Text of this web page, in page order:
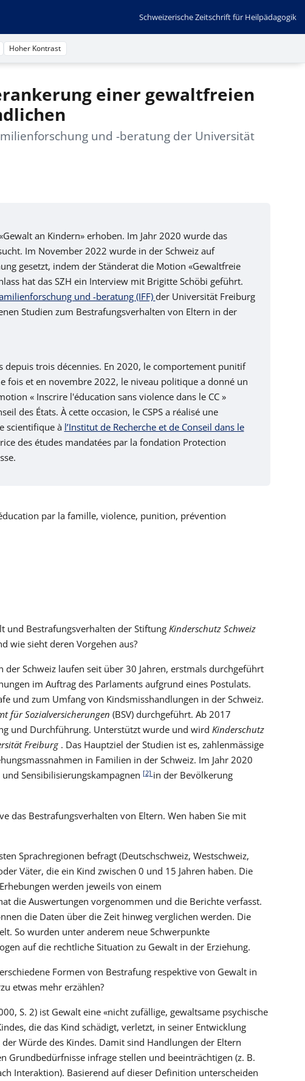
Schweizerische Zeitschrift für Heilpädagogik
Hoher Kontrast
einer gewaltfreien
und -beratung der Universität
an Kindern» erhoben. Im Jahr 2020 wurde das
Im November 2022 wurde in der Schweiz auf
gesetzt, indem der Ständerat die Motion «Gewaltfreie
hat das SZH ein Interview mit Brigitte Schöbi geführt.
und -beratung (IFF) der Universität Freiburg
Studien zum Bestrafungsverhalten von Eltern in der
depuis trois décennies. En 2020, le comportement punitif
fois et en novembre 2022, le niveau politique a donné un
« Inscrire l'éducation sans violence dans le CC »
des États. À cette occasion, le CSPS a réalisé une
scientifique à l’Institut de Recherche et de Conseil dans le
des études mandatées par la fondation Protection
par la famille, violence, punition, prévention
und Bestrafungsverhalten der Stiftung Kinderschutz Schweiz
wie sieht deren Vorgehen aus?
Schweiz laufen seit über 30 Jahren, erstmals durchgeführt
im Auftrag des Parlaments aufgrund eines Postulats.
und zum Umfang von Kindsmisshandlungen in der Schweiz.
für Sozialversicherungen (BSV) durchgeführt. Ab 2017
und Durchführung. Unterstützt wurde und wird Kinderschutz
Freiburg. Das Hauptziel der Studien ist es, zahlenmässige
in Familien in der Schweiz. Im Jahr 2020
Sensibilisierungskampagnen [2] in der Bevölkerung
das Bestrafungsverhalten von Eltern. Wen haben Sie mit
Sprachregionen befragt (Deutschschweiz, Westschweiz,
Väter, die ein Kind zwischen 0 und 15 Jahren haben. Die
werden jeweils von einem
die Auswertungen vorgenommen und die Berichte verfasst.
die Daten über die Zeit hinweg verglichen werden. Die
So wurden unter anderem neue Schwerpunkte
auf die rechtliche Situation zu Gewalt in der Erziehung.
Formen von Bestrafung respektive von Gewalt in
etwas mehr erzählen?
S. 2) ist Gewalt eine «nicht zufällige, gewaltsame psychische
die das Kind schädigt, verletzt, in seiner Entwicklung
Würde des Kindes. Damit sind Handlungen der Eltern
Grundbedürfnisse infrage stellen und beeinträchtigen (z. B.
Interaktion). Basierend auf dieser Definition unterscheiden